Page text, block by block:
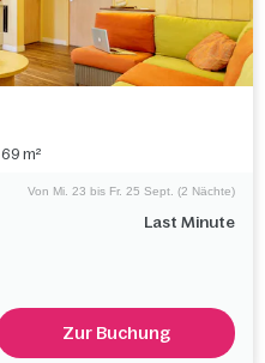
69 m²
Last Minute
Von Mi. 23 bis Fr. 25 Sept. (2 Nächte)
Zur Buchung